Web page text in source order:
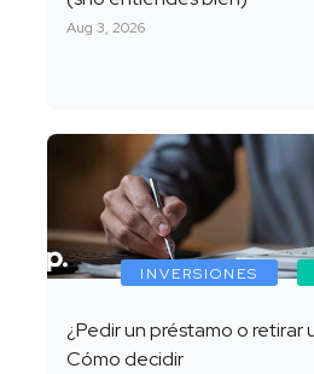
Aug 3, 2026
INVERSIONES
¿Pedir un préstamo o retirar
Cómo decidir